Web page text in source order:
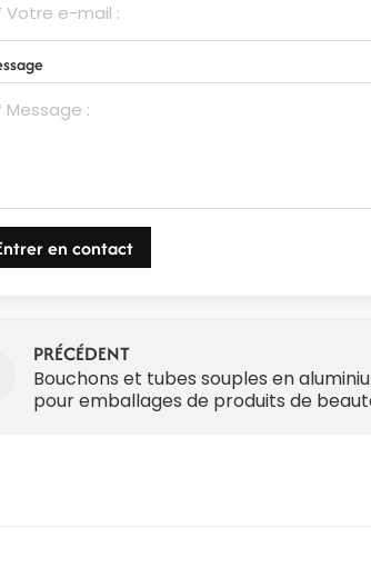
en contact
PRÉCÉDENT
Bouchons et tubes souples en
pour emballages de produits de